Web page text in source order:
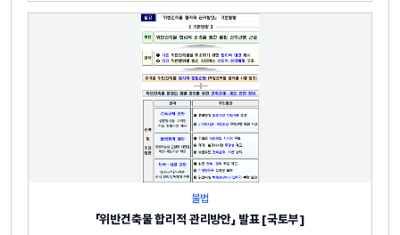
불법
「위반건축물 합리적 관리방안」 발표 [국토부]